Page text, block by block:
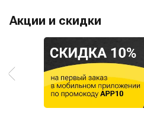
Акции и скидки